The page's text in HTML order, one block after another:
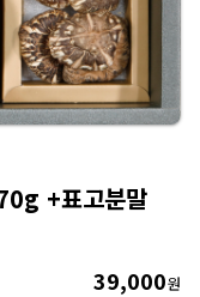
+표고분말
39,000원